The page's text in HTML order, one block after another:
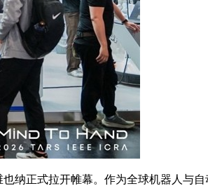
纳正式拉开帷幕。作为全球机器人与